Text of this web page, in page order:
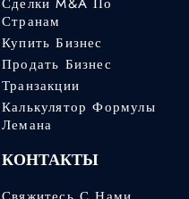
Странам
Купить Бизнес
Продать Бизнес
Транзакции
Калькулятор Формулы
Лемана
КОНТАКТЫ